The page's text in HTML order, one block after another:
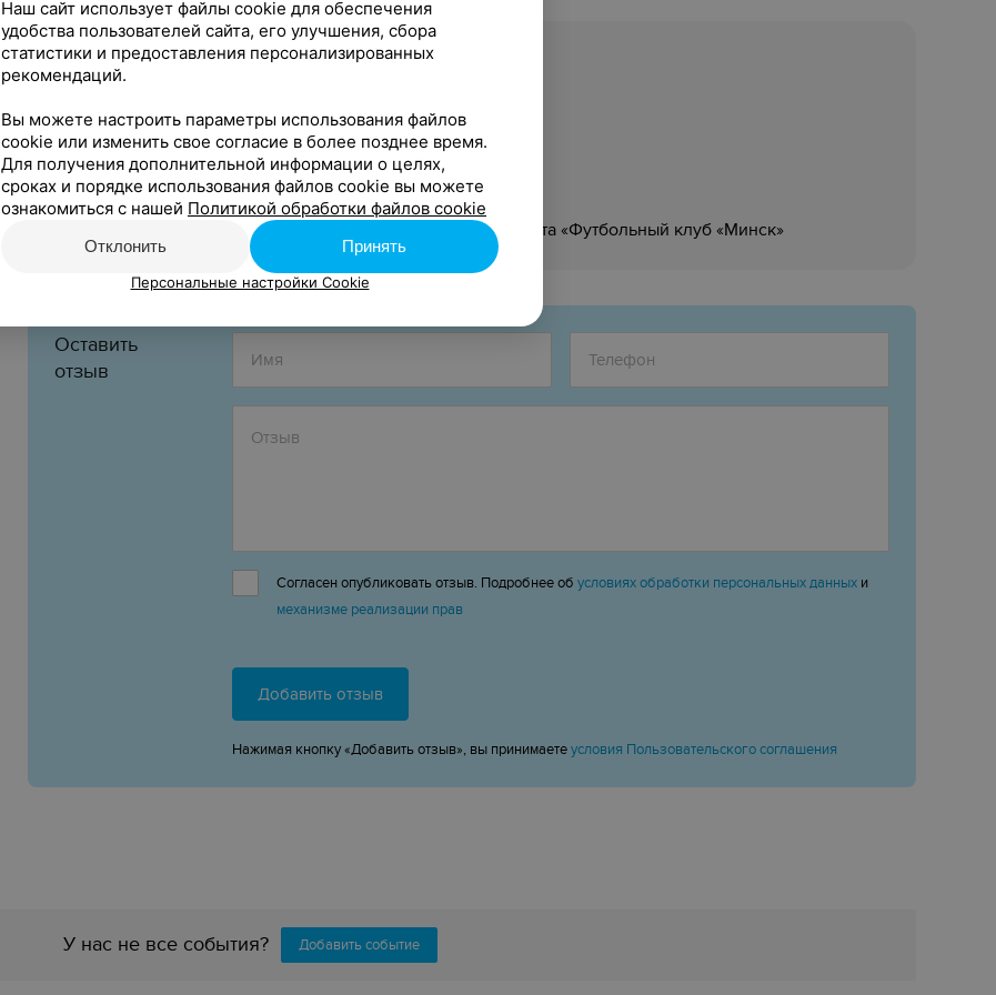
Возрастное ограничение: 0+
7,00 руб.
Детям до 12 лет, инвалидам и пенсионерам — бесплатно.
Организатор:
Государственное учреждение физической культуры и спорта «Футбольный клуб «Минск»
Оставить
отзыв
Согласен опубликовать отзыв. Подробнее об условиях обработки персональных данных и
механизме реализации прав
Добавить отзыв
Нажимая кнопку «Добавить отзыв», вы принимаетеусловия Пользовательского соглашения
У нас не все события? Добавить событие
Наш сайт использует файлы cookie для обеспечения
удобства пользователей сайта, его улучшения, сбора
статистики и предоставления персонализированных
рекомендаций.
Вы можете настроить параметры использования файлов
cookie или изменить свое согласие в более позднее время.
Для получения дополнительной информации о целях,
сроках и порядке использования файлов cookie вы можете
ознакомиться с нашей Политикой обработки файлов cookie
Отклонить Принять
Персональные настройки Cookie